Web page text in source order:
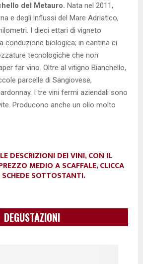
del Metauro. Nata nel 2011,
e degli influssi del Mare Adriatico,
I dieci ettari di vigneto
conduzione biologica; in cantina ci
tecnologiche che non
far vino. Oltre al vitigno Bianchello,
parcelle di Sangiovese,
I tre vini fermi aziendali sono
Producono anche un olio molto
DESCRIZIONI DEI VINI, CON IL
MEDIO A SCAFFALE, CLICCA
SCHEDE SOTTOSTANTI.
DEGUSTAZIONI